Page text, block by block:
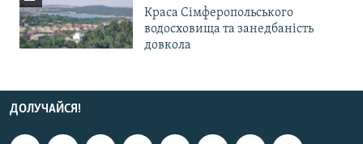
Краса Сімферопольського
водосховища та занедбаність
довкола
ДОЛУЧАЙСЯ!